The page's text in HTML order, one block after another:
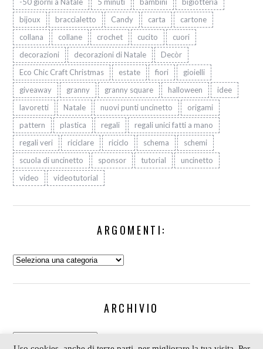
-50 giorni a Natale 5 minuti bambini
bigiotteria
bijoux
braccialetto Candy carta
cartone
collana
collane crochet cucito
cuori
decorazioni
decorazioni di Natale
Decòr
Eco Chic Craft Christmas
estate fiori
gioielli
giveaway
granny granny square halloween
idee
lavoretti
Natale nuovi punti uncinetto
origami
pattern
plastica regali
regali unici fatti a mano
regali veri
riciclare riciclo schema
schemi
scuola di uncinetto
sponsor tutorial
uncinetto
video
videotutorial
ARGOMENTI:
Argomenti:
ARCHIVIO
Archivio